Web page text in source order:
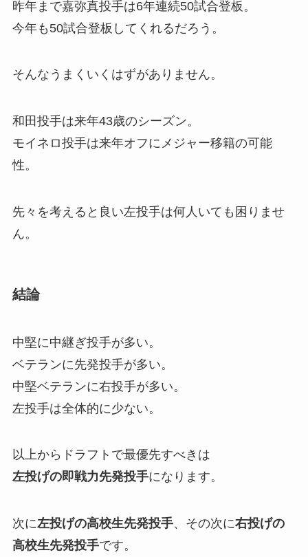
昨年まで嘉弥真投手は6年連続50試合登板。
今年も50試合登板してくれるだろう。
そんなうまくいくはずがありません。
和田投手は来年43歳のシーズン。
モイネロ投手は来年オフにメジャー移籍の可能
性。
先々を考えると良い左投手は何人いても困りませ
ん。
結論
中堅に中継ぎ投手が多い。
ベテランに先発投手が多い。
中堅ベテランに右投手が多い。
左投手は全体的に少ない。
以上からドラフトで最優先すべきは
左投げの即戦力先発投手になります。
次に左投げの高校生先発投手、その次に右投げの
高校生先発投手です。